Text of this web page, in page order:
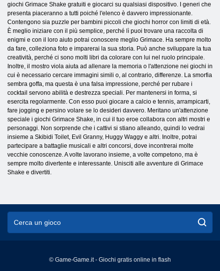
giochi Grimace Shake gratuiti e giocarci su qualsiasi dispositivo. I generi che
presenta piaceranno a tutti poiché l'elenco è davvero impressionante.
Contengono sia puzzle per bambini piccoli che giochi horror con limiti di età.
È meglio iniziare con il più semplice, perché lì puoi trovare una raccolta di
enigmi e con il loro aiuto potrai conoscere meglio Grimace. Ha sempre molto
da fare, colleziona foto e imparerai la sua storia. Può anche sviluppare la tua
creatività, perché ci sono molti libri da colorare con lui nel ruolo principale.
Inoltre, il mostro viola aiuta ad allenare la memoria o l'attenzione nei giochi in
cui è necessario cercare immagini simili o, al contrario, differenze. La smorfia
sembra goffa, ma questa è una falsa impressione, perché per rubare i
cocktail servono abilità e destrezza speciali. Per mantenersi in forma, si
esercita regolarmente. Con esso puoi giocare a calcio e tennis, arrampicarti,
fare jogging e persino volare se lo desideri davvero. Meritano un'attenzione
speciale i giochi Grimace Shake, in cui il tuo eroe collabora con altri mostri e
personaggi. Non sorprende che i cattivi si stiano alleando, quindi lo vedrai
insieme a Skibidi Toilet, Evil Granny, Huggy Waggy e altri. Inoltre, potrai
partecipare a battaglie musicali e altri concorsi, dove incontrerai molte
vecchie conoscenze. A volte lavorano insieme, a volte competono, ma è
sempre molto divertente e interessante. Unisciti alle avventure di Grimace
Shake e divertiti.
© Game-Game.it - Giochi gratis online in flash